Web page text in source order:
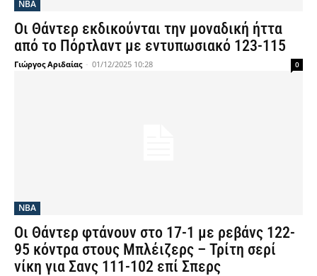
NBA
Οι Θάντερ εκδικούνται την μοναδική ήττα
από το Πόρτλαντ με εντυπωσιακό 123-115
Γιώργος Αριδαίας - 01/12/2025 10:28 0
NBA
Οι Θάντερ φτάνουν στο 17-1 με ρεβάνς 122-
95 κόντρα στους Μπλέιζερς – Τρίτη σερί
νίκη για Σανς 111-102 επί Σπερς